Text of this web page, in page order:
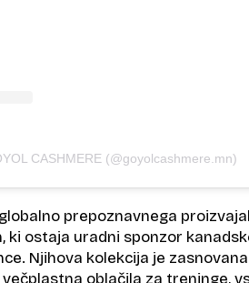
CASHMERE (@goyolcashmere.mn)
prepoznavnega
ki ostaja uradni sponzor
Njihova kolekcija je
oblačila za treninge,